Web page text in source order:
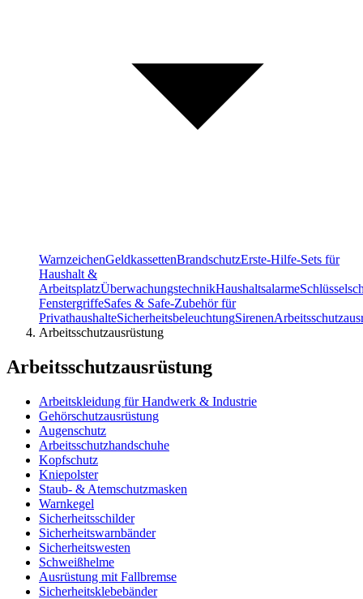
WarnzeichenGeldkassettenBrandschutzErste-Hilfe-Sets für
Haushalt &
ArbeitsplatzÜberwachungstechnikHaushaltsalarme
FenstergriffeSafes & Safe-Zubehör für
PrivathaushalteSicherheitsbeleuchtungSirenen
Arbeitsschutzausrüstung
Arbeitsschutzausrüstung
Arbeitskleidung für Handwerk & Industrie
Gehörschutzausrüstung
Augenschutz
Arbeitsschutzhandschuhe
Kopfschutz
Kniepolster
Staub- & Atemschutzmasken
Warnkegel
Sicherheitsschilder
Sicherheitswarnbänder
Sicherheitswesten
Schweißhelme
Ausrüstung mit Fallbremse
Sicherheitsklebebänder